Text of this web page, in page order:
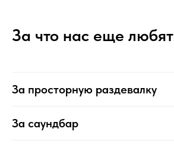
За что нас еще любят
За просторную раздевалку
За саундбар